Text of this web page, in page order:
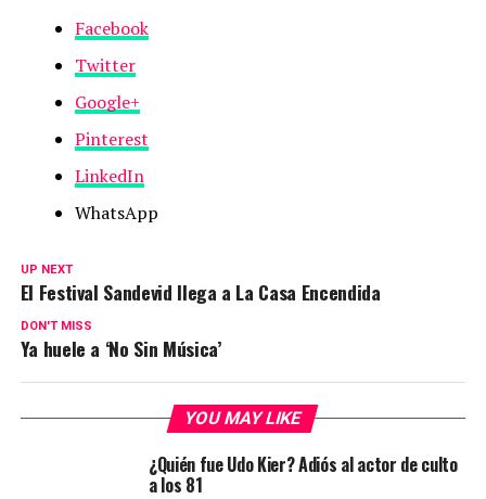
Facebook
Twitter
Google+
Pinterest
LinkedIn
WhatsApp
UP NEXT
El Festival Sandevid llega a La Casa Encendida
DON'T MISS
Ya huele a ‘No Sin Música’
YOU MAY LIKE
¿Quién fue Udo Kier? Adiós al actor de culto
a los 81